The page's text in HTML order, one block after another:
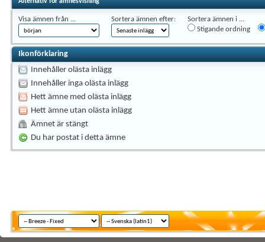
Visa ämnen från ... Sortera ämnen efter:
Sortera ämnen i ...
Stigande ordning
Ikonförklaring
Innehåller olästa inlägg
Innehåller inga olästa inlägg
Hett ämne med olästa inlägg
Hett ämne utan olästa inlägg
Ämnet är stängt
Du har postat i detta ämne